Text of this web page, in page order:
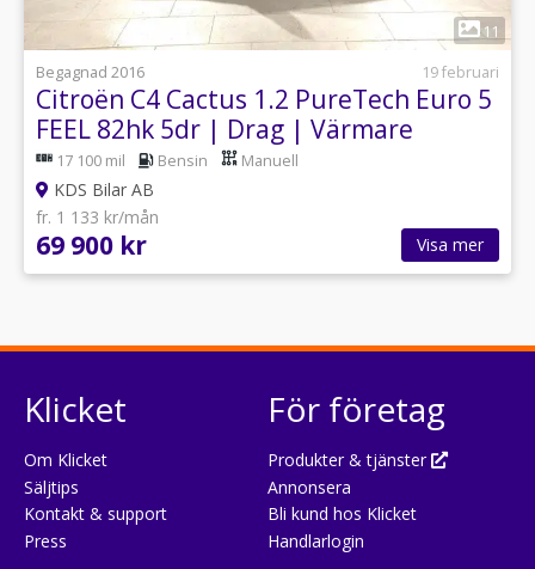
1
11
Begagnad 2016
19 februari
Citroën C4 Cactus 1.2 PureTech Euro 5
FEEL 82hk 5dr | Drag | Värmare
17 100 mil Bensin Manuell
KDS Bilar AB
fr. 1 133 kr/mån
69 900 kr Visa mer
Klicket
Om Klicket
Säljtips
Kontakt & support
Press
För företag
Produkter & tjänster
Annonsera
Bli kund hos Klicket
Handlarlogin